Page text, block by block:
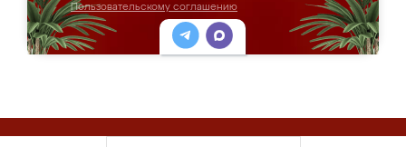
Пользовательскому соглашению